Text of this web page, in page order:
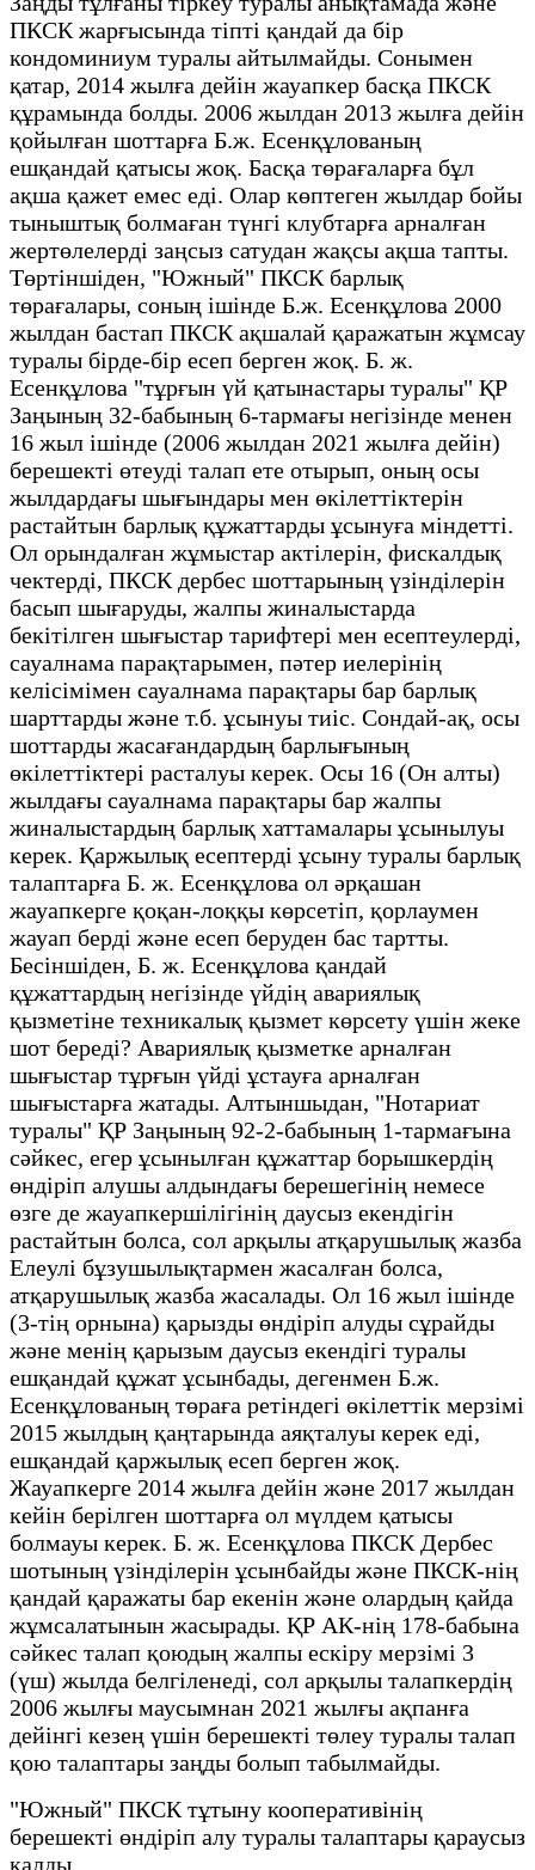
ПКСК жарғысында тіпті қандай да бір
кондоминиум туралы айтылмайды. Сонымен
қатар, 2014 жылға дейін жауапкер басқа ПКСК
құрамында болды. 2006 жылдан 2013 жылға дейін
қойылған шоттарға Б.ж. Есенқұлованың
ешқандай қатысы жоқ. Басқа төрағаларға бұл
ақша қажет емес еді. Олар көптеген жылдар бойы
тыныштық болмаған түнгі клубтарға арналған
жертөлелерді заңсыз сатудан жақсы ақша тапты.
Төртіншіден, "Южный" ПКСК барлық
төрағалары, соның ішінде Б.ж. Есенқұлова 2000
жылдан бастап ПКСК ақшалай қаражатын жұмсау
туралы бірде-бір есеп берген жоқ. Б. ж.
Есенқұлова "тұрғын үй қатынастары туралы" ҚР
Заңының 32-бабының 6-тармағы негізінде менен
16 жыл ішінде (2006 жылдан 2021 жылға дейін)
берешекті өтеуді талап ете отырып, оның осы
жылдардағы шығындары мен өкілеттіктерін
растайтын барлық құжаттарды ұсынуға міндетті.
Ол орындалған жұмыстар актілерін, фискалдық
чектерді, ПКСК дербес шоттарының үзінділерін
басып шығаруды, жалпы жиналыстарда
бекітілген шығыстар тарифтері мен есептеулерді,
сауалнама парақтарымен, пәтер иелерінің
келісімімен сауалнама парақтары бар барлық
шарттарды және т.б. ұсынуы тиіс. Сондай-ақ, осы
шоттарды жасағандардың барлығының
өкілеттіктері расталуы керек. Осы 16 (Он алты)
жылдағы сауалнама парақтары бар жалпы
жиналыстардың барлық хаттамалары ұсынылуы
керек. Қаржылық есептерді ұсыну туралы барлық
талаптарға Б. ж. Есенқұлова ол әрқашан
жауапкерге қоқан-лоққы көрсетіп, қорлаумен
жауап берді және есеп беруден бас тартты.
Бесіншіден, Б. ж. Есенқұлова қандай
құжаттардың негізінде үйдің авариялық
қызметіне техникалық қызмет көрсету үшін жеке
шот береді? Авариялық қызметке арналған
шығыстар тұрғын үйді ұстауға арналған
шығыстарға жатады. Алтыншыдан, "Нотариат
туралы" ҚР Заңының 92-2-бабының 1-тармағына
сәйкес, егер ұсынылған құжаттар борышкердің
өндіріп алушы алдындағы берешегінің немесе
өзге де жауапкершілігінің даусыз екендігін
растайтын болса, сол арқылы атқарушылық жазба
Елеулі бұзушылықтармен жасалған болса,
атқарушылық жазба жасалады. Ол 16 жыл ішінде
(3-тің орнына) қарызды өндіріп алуды сұрайды
және менің қарызым даусыз екендігі туралы
ешқандай құжат ұсынбады, дегенмен Б.ж.
Есенқұлованың төраға ретіндегі өкілеттік мерзімі
2015 жылдың қаңтарында аяқталуы керек еді,
ешқандай қаржылық есеп берген жоқ.
Жауапкерге 2014 жылға дейін және 2017 жылдан
кейін берілген шоттарға ол мүлдем қатысы
болмауы керек. Б. ж. Есенқұлова ПКСК Дербес
шотының үзінділерін ұсынбайды және ПКСК-нің
қандай қаражаты бар екенін және олардың қайда
жұмсалатынын жасырады. ҚР АК-нің 178-бабына
сәйкес талап қоюдың жалпы ескіру мерзімі 3
(үш) жылда белгіленеді, сол арқылы талапкердің
2006 жылғы маусымнан 2021 жылғы ақпанға
дейінгі кезең үшін берешекті төлеу туралы талап
қою талаптары заңды болып табылмайды.
"Южный" ПКСК тұтыну кооперативінің
берешекті өндіріп алу туралы талаптары қараусыз
қалды